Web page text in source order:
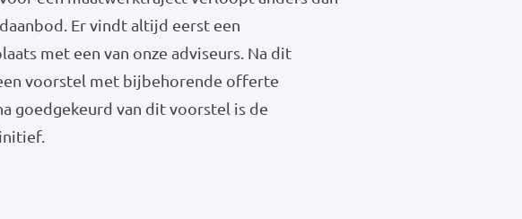
Er vindt altijd eerst een
met een van onze adviseurs. Na dit
voorstel met bijbehorende offerte
goedgekeurd van dit voorstel is de